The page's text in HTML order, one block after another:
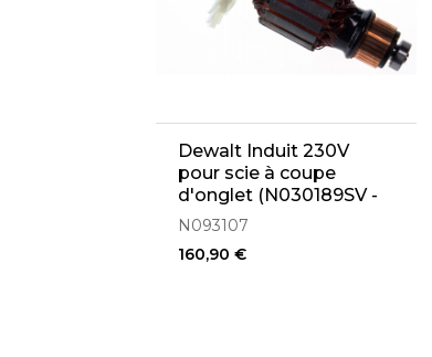
Dewalt Induit 230V
pour scie à coupe
d'onglet (N030189SV -
N093107)
N093107
160,90 €